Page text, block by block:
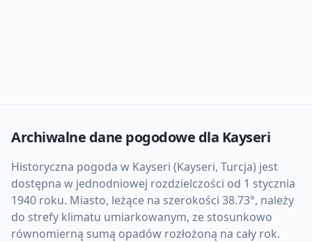
Archiwalne dane pogodowe dla Kayseri
Historyczna pogoda w Kayseri (Kayseri, Turcja) jest
dostępna w jednodniowej rozdzielczości od 1 stycznia
1940 roku. Miasto, leżące na szerokości 38.73°, należy
do strefy klimatu umiarkowanym, ze stosunkowo
równomierną sumą opadów rozłożoną na cały rok.